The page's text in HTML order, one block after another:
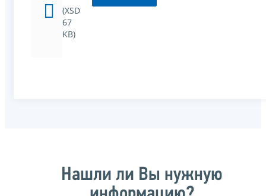
(XSD
67
KB)
Нашли ли Вы нужную